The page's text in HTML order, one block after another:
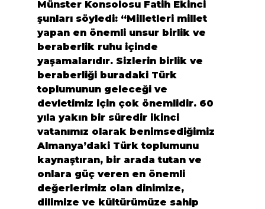
Münster Konsolosu Fatih Ekinci
şunları söyledi: “Milletleri millet
yapan en önemli unsur birlik ve
beraberlik ruhu içinde
yaşamalarıdır. Sizlerin birlik ve
beraberliği buradaki Türk
toplumunun geleceği ve
devletimiz için çok önemlidir. 60
yıla yakın bir süredir ikinci
vatanımız olarak benimsediğimiz
Almanya’daki Türk toplumunu
kaynaştıran, bir arada tutan ve
onlara güç veren en önemli
değerlerimiz olan dinimize,
dilimize ve kültürümüze sahip